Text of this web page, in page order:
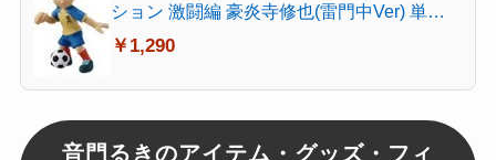
ション 激闘編 豪炎寺修也(雷門中Ver) 単品
フィギュア メディアファクトリー
￥1,290
音門るきのアイテム・グッズ・フィ